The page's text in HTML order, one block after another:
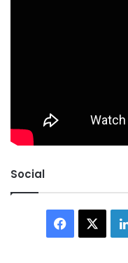
Social
Facebook